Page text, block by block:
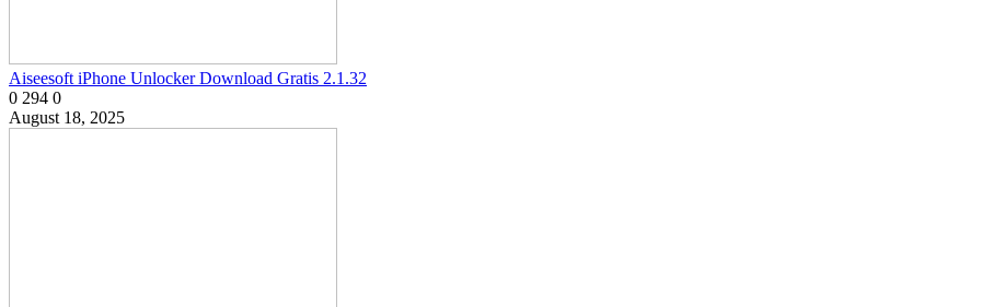
Aiseesoft iPhone Unlocker Download Gratis 2.1.32
0 294 0
August 18, 2025